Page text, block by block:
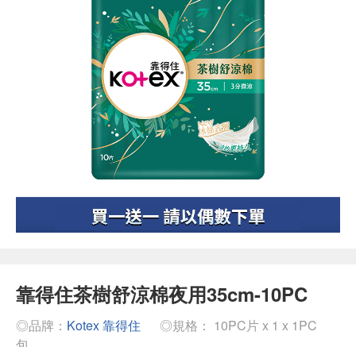
靠得住茶樹舒涼棉夜用35cm-10PC
◎品牌： Kotex 靠得住
◎規格： 10PC片 x 1 x 1PC